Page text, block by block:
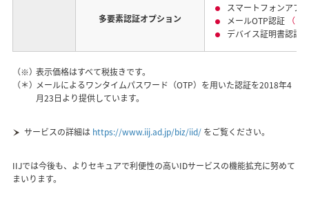
多要素認証オプション
スマートフォンアプ
メールOTP認証
（＊
デバイス証明書認証
（※）表示価格はすべて税抜きです。
（＊）メールによるワンタイムパスワード（OTP）を用いた認証を2018年4
月23日より提供しています。
サービスの詳細は https://www.iij.ad.jp/biz/iid/ をご覧ください。
IIJでは今後も、よりセキュアで利便性の高いIDサービスの機能拡充に努めて
まいります。